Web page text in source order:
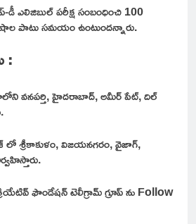
డీ ఎలిజిబుల్ పరీక్ష సంబంధించి 100
పాటు సమయం ఉంటుందన్నారు.
:
వనపర్తి, హైదరాబాద్, అమీర్ పేట్, దిల్
లో శ్రీకాకుళం, విజయనగరం, వైజాగ్,
క్రియేటివ్ ఫౌండేషన్ టెలీగ్రామ్ గ్రూప్ ను Follow